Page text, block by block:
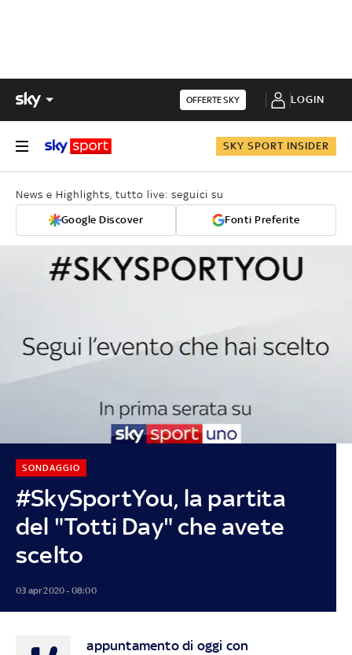
OFFERTE SKY LOGIN
SKY SPORT INSIDER
News e Highlights, tutto live: seguici su
Google Discover Fonti Preferite
#SkySportYou, la partita
del "Totti Day" che avete
scelto
SONDAGGIO
03 apr 2020 - 08:00
appuntamento di oggi con